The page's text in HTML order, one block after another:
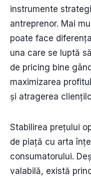
instrumente
antreprenor. Mai
poate face
una care se luptă
de pricing bine
maximizarea
și atragerea
Stabilirea prețului
de piață cu arta
consumatorului.
valabilă, există